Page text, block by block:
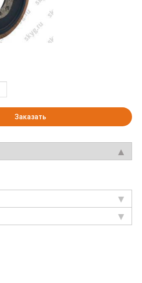
Заказать